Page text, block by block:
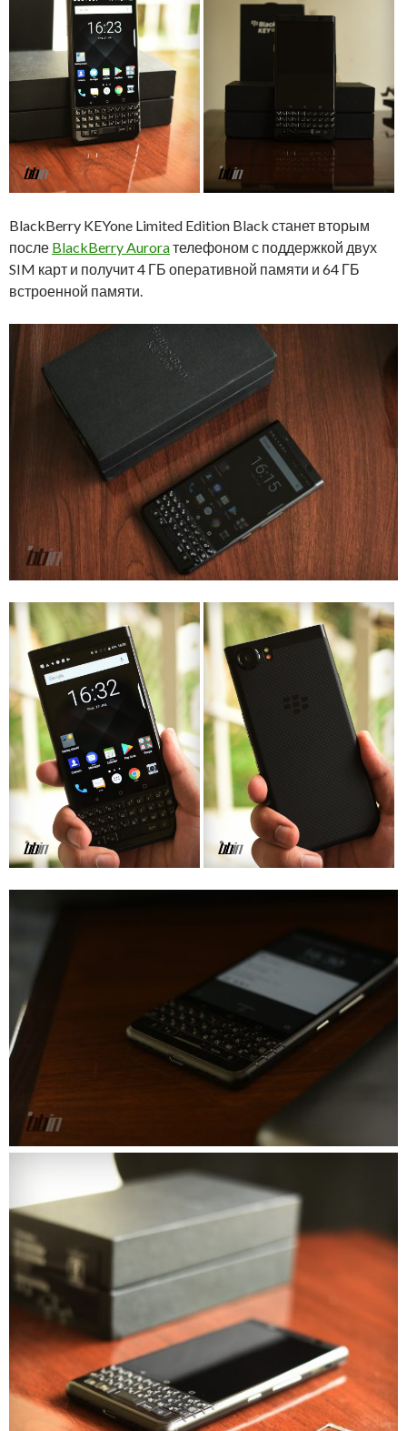
BlackBerry KEYone Limited Edition Black станет вторым
после BlackBerry Auroraтелефоном с поддержкой двух
SIM карт и получит 4 ГБ оперативной памяти и 64 ГБ
встроенной памяти.